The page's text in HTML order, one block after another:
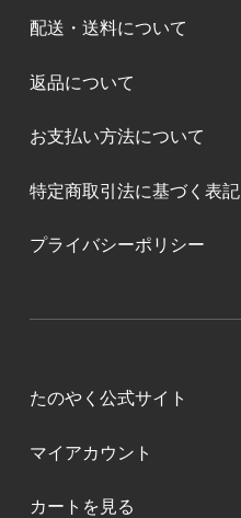
配送・送料について
返品について
お支払い方法について
特定商取引法に基づく表記
プライバシーポリシー
たのやく公式サイト
マイアカウント
カートを見る